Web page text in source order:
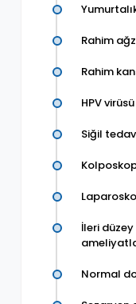
Rahim
Rahim
HPV virüsü
Siğil
İleri
Normal